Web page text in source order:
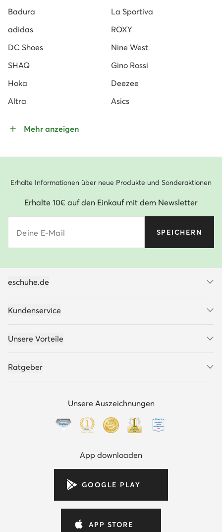
Badura
La Sportiva
adidas
ROXY
DC Shoes
Nine West
SHAQ
Gino Rossi
Hoka
Deezee
Altra
Asics
Mehr anzeigen
Erhalte Informationen über neue Produkte und Sonderaktionen
Erhalte 10€ auf den Einkauf mit dem Newsletter
Deine E-Mail SPEICHERN
eschuhe.de
Kundenservice
Unsere Vorteile
Ratgeber
Unsere Auszeichnungen
App downloaden
GOOGLE PLAY
APP STORE